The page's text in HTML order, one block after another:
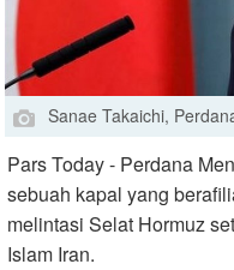
Sanae Takaichi,
Pars Today - Perdana
sebuah kapal yang
melintasi Selat Hormuz
Islam Iran.